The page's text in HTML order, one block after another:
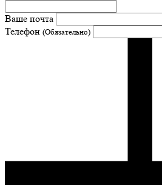
Ваше почта
Телефон (Обязательно)